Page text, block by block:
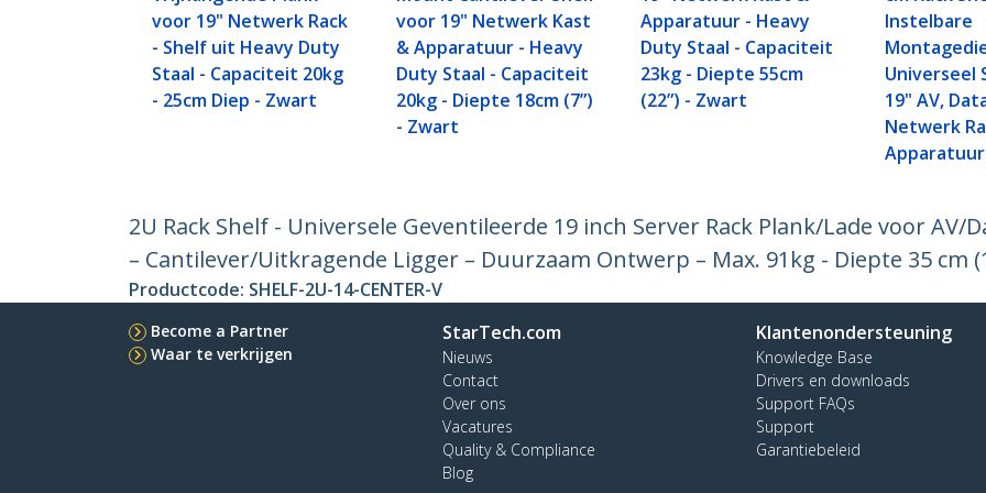
voor 19" Netwerk Rack
- Shelf uit Heavy Duty
Staal - Capaciteit 20kg
- 25cm Diep - Zwart
voor 19" Netwerk Kast
& Apparatuur - Heavy
Duty Staal - Capaciteit
20kg - Diepte 18cm (7”)
- Zwart
Apparatuur - Heavy
Duty Staal - Capaciteit
23kg - Diepte 55cm
(22”) - Zwart
Instelbare
Universeel
19" AV,
Netwerk
Apparatuur
2U Rack Shelf - Universele Geventileerde 19 inch Server Rack Plank/Lade voor
– Cantilever/Uitkragende Ligger – Duurzaam Ontwerp – Max. 91kg - Diepte 35 cm
Productcode: SHELF-2U-14-CENTER-V
Become a Partner
Waar te verkrijgen
StarTech.com
Nieuws
Contact
Over ons
Vacatures
Quality & Compliance
Blog
Klantenondersteuning
Knowledge Base
Drivers en downloads
Support FAQs
Support
Garantiebeleid